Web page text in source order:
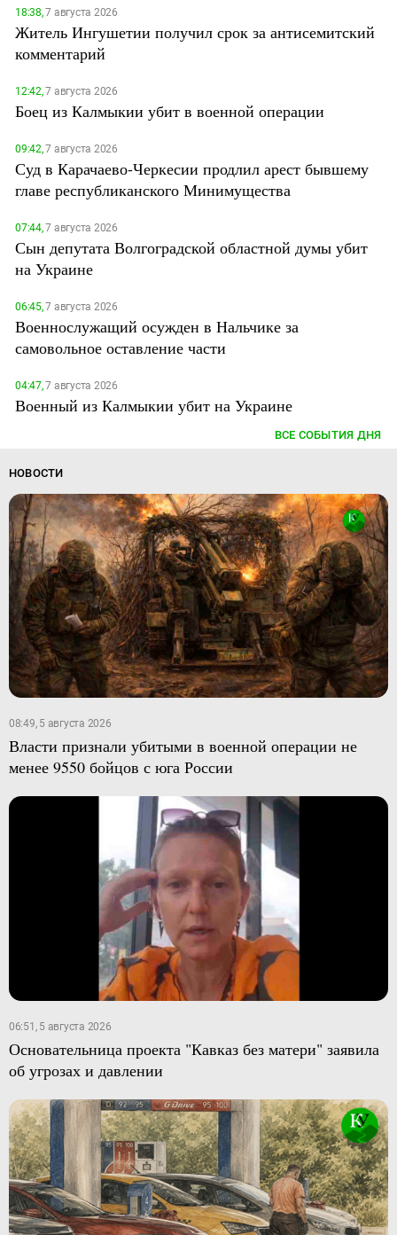
18:38,7 августа 2026
Житель Ингушетии получил срок за антисемитский
комментарий
12:42,7 августа 2026
Боец из Калмыкии убит в военной операции
09:42,7 августа 2026
Суд в Карачаево-Черкесии продлил арест бывшему
главе республиканского Минимущества
07:44,7 августа 2026
Сын депутата Волгоградской областной думы убит
на Украине
06:45,7 августа 2026
Военнослужащий осужден в Нальчике за
самовольное оставление части
04:47,7 августа 2026
Военный из Калмыкии убит на Украине
ВСЕ СОБЫТИЯ ДНЯ
НОВОСТИ
08:49, 5 августа 2026
Власти признали убитыми в военной операции не
менее 9550 бойцов с юга России
06:51, 5 августа 2026
Основательница проекта "Кавказ без матери" заявила
об угрозах и давлении